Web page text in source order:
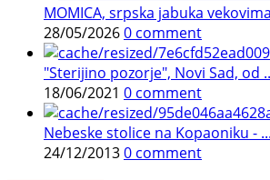
MOMICA, srpska jabuka
28/05/20260 comment
"Sterijino pozorje", Novi Sad, od
18/06/2021 0 comment
Nebeske stolice na Kopaoniku - ...
24/12/20130 comment